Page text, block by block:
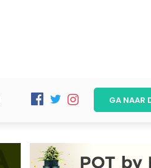
GA NAAR